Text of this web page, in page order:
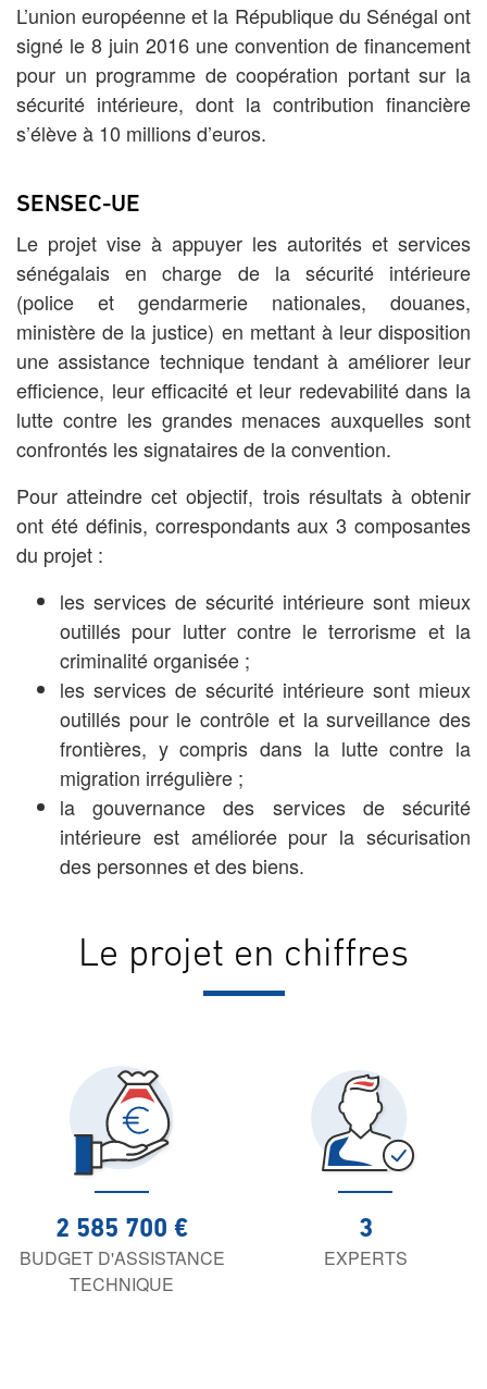
L’union européenne et la République du Sénégal ont
signé le 8 juin 2016 une convention de financement
pour un programme de coopération portant sur la
sécurité intérieure, dont la contribution financière
s’élève à 10 millions d’euros.
SENSEC-UE
Le projet vise à appuyer les autorités et services
sénégalais en charge de la sécurité intérieure
(police et gendarmerie nationales, douanes,
ministère de la justice) en mettant à leur disposition
une assistance technique tendant à améliorer leur
efficience, leur efficacité et leur redevabilité dans la
lutte contre les grandes menaces auxquelles sont
confrontés les signataires de la convention.
Pour atteindre cet objectif, trois résultats à obtenir
ont été définis, correspondants aux 3 composantes
du projet :
les services de sécurité intérieure sont mieux
outillés pour lutter contre le terrorisme et la
criminalité organisée ;
les services de sécurité intérieure sont mieux
outillés pour le contrôle et la surveillance des
frontières, y compris dans la lutte contre la
migration irrégulière ;
la gouvernance des services de sécurité
intérieure est améliorée pour la sécurisation
des personnes et des biens.
Le projet en chiffres
2 585 700 €
BUDGET D'ASSISTANCE
TECHNIQUE
3
EXPERTS